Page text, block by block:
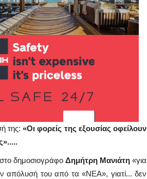
της:«Οι φορείς της εξουσίας οφείλουν
δημοσιογράφο Δημήτρη Μανιάτη«για
απόλυσή του από τα «ΝΕΑ», γιατί... δεν